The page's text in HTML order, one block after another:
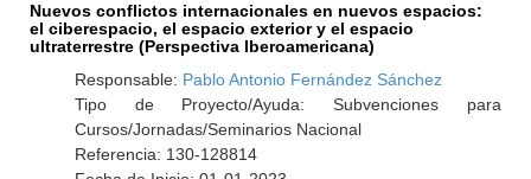
Nuevos conflictos internacionales en nuevos espacios:
el ciberespacio, el espacio exterior y el espacio
ultraterrestre (Perspectiva Iberoamericana)
Responsable: Pablo Antonio Fernández Sánchez
Tipo de Proyecto/Ayuda: Subvenciones para
Cursos/Jornadas/Seminarios Nacional
Referencia: 130-128814